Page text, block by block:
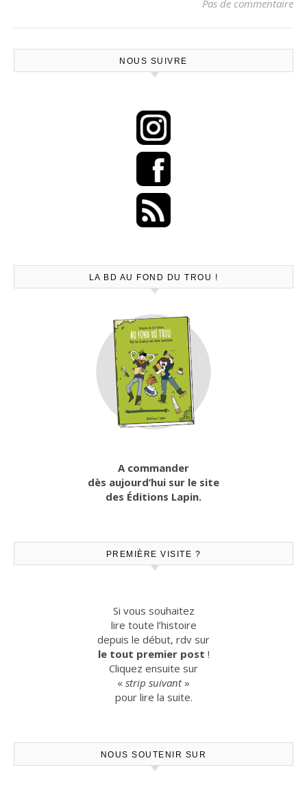
Pas de commentaire
NOUS SUIVRE
LA BD AU FOND DU TROU !
A commander
dès aujourd’hui sur le site
des Éditions Lapin.
PREMIÈRE VISITE ?
Si vous souhaitez
lire toute l’histoire
depuis le début, rdv sur
le tout premier post !
Cliquez ensuite sur
« strip suivant»
pour lire la suite.
NOUS SOUTENIR SUR